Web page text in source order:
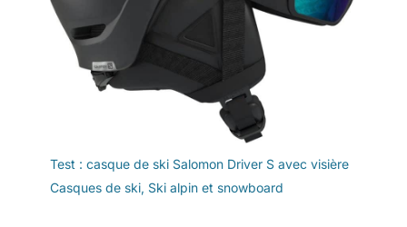
Test : casque de ski Salomon Driver S avec visière
Casques de ski, Ski alpin et snowboard